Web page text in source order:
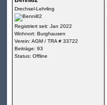
Drechsel-Lehrling
Registriert seit: Jan 2022
Wohnort: Burghausen
Verein: AGM / TRA # 33722
Beiträge: 93
Status: Offline